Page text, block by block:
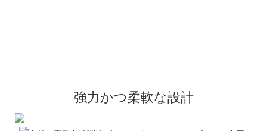
強力かつ柔軟な設計